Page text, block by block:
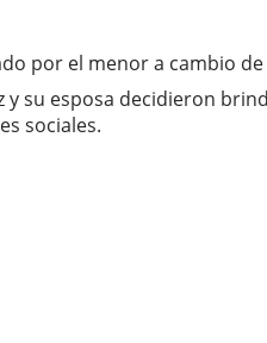
por el menor a cambio
su esposa decidieron
sociales.